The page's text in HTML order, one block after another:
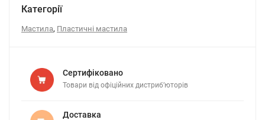
Категорії
Мастила, Пластичні мастила
Сертифіковано
Товари від офіційних дистриб’юторів
Доставка